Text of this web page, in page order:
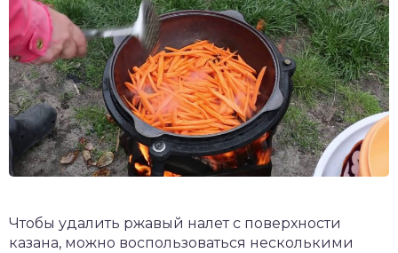
Чтобы удалить ржавый налет с поверхности
казана, можно воспользоваться несколькими